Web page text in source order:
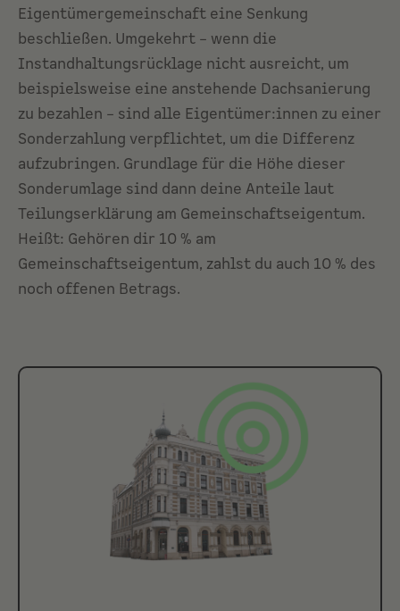
Eigentümergemeinschaft eine Senkung
beschließen. Umgekehrt – wenn die
Instandhaltungsrücklage nicht ausreicht, um
beispielsweise eine anstehende Dachsanierung
zu bezahlen – sind alle Eigentümer:innen zu einer
Sonderzahlung verpflichtet, um die Differenz
aufzubringen. Grundlage für die Höhe dieser
Sonderumlage sind dann deine Anteile laut
Teilungserklärung am Gemeinschaftseigentum.
Heißt: Gehören dir 10 % am
Gemeinschaftseigentum, zahlst du auch 10 % des
noch offenen Betrags.